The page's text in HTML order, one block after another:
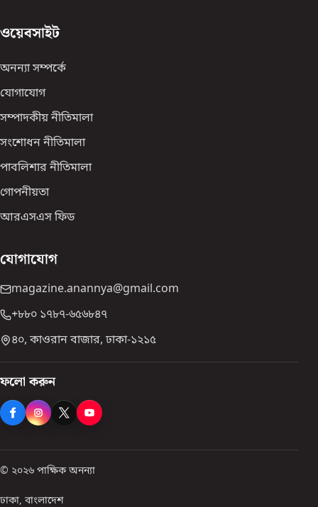
ওয়েবসাইট
অনন্যা সম্পর্কে
যোগাযোগ
সম্পাদকীয় নীতিমালা
সংশোধন নীতিমালা
পাবলিশার নীতিমালা
গোপনীয়তা
আরএসএস ফিড
যোগাযোগ
magazine.anannya@gmail.com
+৮৮০ ১৭৮৭-৬৫৬৮৪৭
৪০, কাওরান বাজার, ঢাকা-১২১৫
ফলো করুন
© ২০২৬ পাক্ষিক অনন্যা
ঢাকা, বাংলাদেশ